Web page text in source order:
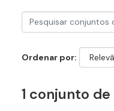
Ordenar por
1 conjunto